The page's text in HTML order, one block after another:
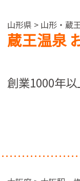
山形県 > 山形・蔵
蔵王温泉
創業1000年